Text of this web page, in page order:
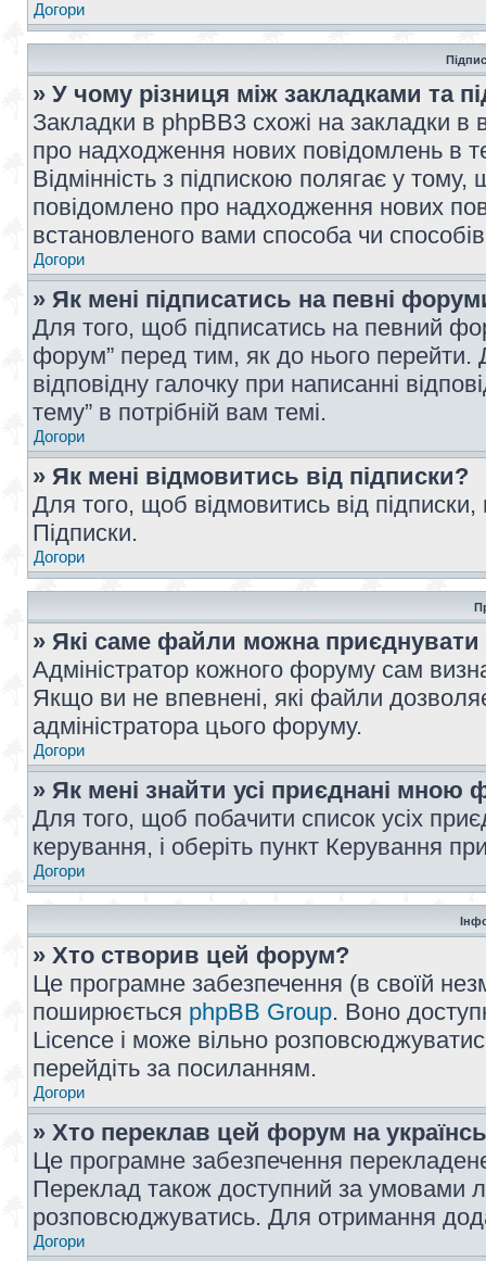
Догори
» У чому різниця між закладками та
Закладки в phpBB3 схожі на закладки
про надходження нових повідомлень в
Відмінність з підпискою полягає у
повідомлено про надходження нових
встановленого вами способа чи
Догори
» Як мені підписатись на певні
Для того, щоб підписатись на певний
форум” перед тим, як до нього перейти.
відповідну галочку при написанні
тему” в потрібній вам темі.
Догори
» Як мені відмовитись від підписки?
Для того, щоб відмовитись від
Підписки.
Догори
» Які саме файли можна
Адміністратор кожного форуму сам
Якщо ви не впевнені, які файли
адміністратора цього форуму.
Догори
» Як мені знайти усі приєднані мною
Для того, щоб побачити список усіх
керування, і оберіть пункт Керування
Догори
» Хто створив цей форум?
Це програмне забезпечення (в своїй
поширюється phpBB Group. Воно
Licence і може вільно
перейдіть за посиланням.
Догори
» Хто переклав цей форум на
Це програмне забезпечення
Переклад також доступний за умовами
розповсюджуватись. Для отримання
Догори